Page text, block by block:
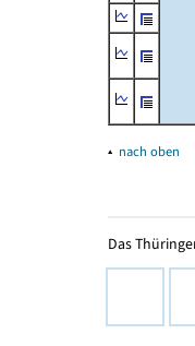
▴ nach oben
Das